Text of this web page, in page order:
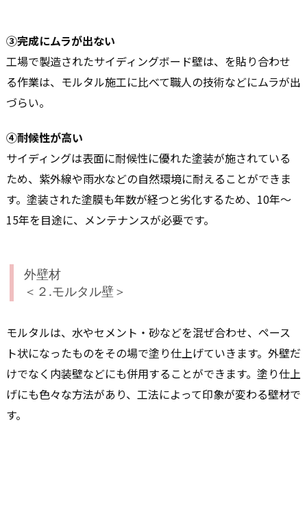
③完成にムラが出ない
工場で製造されたサイディングボード壁は、を貼り合わせ
る作業は、モルタル施工に比べて職人の技術などにムラが出
づらい。
④耐候性が高い
サイディングは表面に耐候性に優れた塗装が施されている
ため、紫外線や雨水などの自然環境に耐えることができま
す。塗装された塗膜も年数が経つと劣化するため、10年～
15年を目途に、メンテナンスが必要です。
外壁材
＜２.モルタル壁＞
モルタルは、水やセメント・砂などを混ぜ合わせ、ペース
ト状になったものをその場で塗り仕上げていきます。外壁だ
けでなく内装壁などにも併用することができます。塗り仕上
げにも色々な方法があり、工法によって印象が変わる壁材で
す。